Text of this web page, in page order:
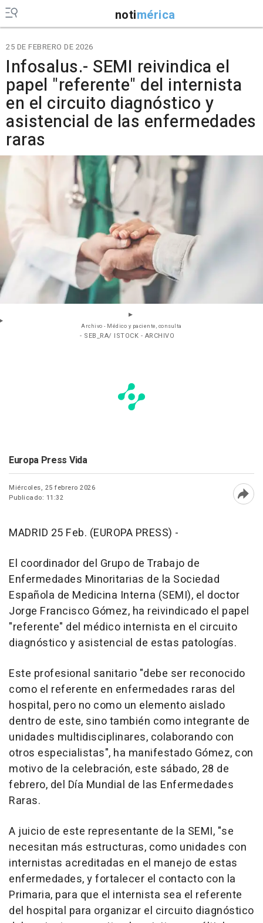
notimérica
25 DE FEBRERO DE 2026
Infosalus.- SEMI reivindica el
papel "referente" del internista
en el circuito diagnóstico y
asistencial de las enfermedades
raras
Archivo - Médico y paciente, consulta
- SEB_RA/ ISTOCK - ARCHIVO
Europa Press Vida
Miércoles, 25 febrero 2026
Publicado: 11:32
MADRID 25 Feb. (EUROPA PRESS) -
El coordinador del Grupo de Trabajo de
Enfermedades Minoritarias de la Sociedad
Española de Medicina Interna (SEMI), el doctor
Jorge Francisco Gómez, ha reivindicado el papel
"referente" del médico internista en el circuito
diagnóstico y asistencial de estas patologías.
Este profesional sanitario "debe ser reconocido
como el referente en enfermedades raras del
hospital, pero no como un elemento aislado
dentro de este, sino también como integrante de
unidades multidisciplinares, colaborando con
otros especialistas", ha manifestado Gómez, con
motivo de la celebración, este sábado, 28 de
febrero, del Día Mundial de las Enfermedades
Raras.
A juicio de este representante de la SEMI, "se
necesitan más estructuras, como unidades con
internistas acreditadas en el manejo de estas
enfermedades, y fortalecer el contacto con la
Primaria, para que el internista sea el referente
del hospital para organizar el circuito diagnóstico